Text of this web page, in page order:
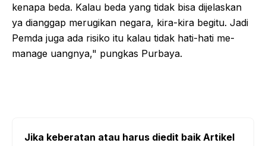
kenapa beda. Kalau beda yang tidak bisa dijelaskan
ya dianggap merugikan negara, kira-kira begitu. Jadi
Pemda juga ada risiko itu kalau tidak hati-hati me-
manage uangnya," pungkas Purbaya.
Jika keberatan atau harus diedit baik Artikel